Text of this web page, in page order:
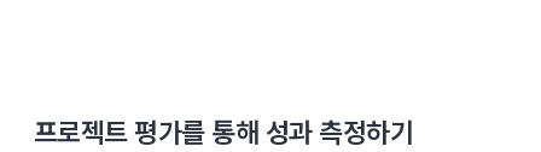
프로젝트 평가를 통해 성과 측정하기